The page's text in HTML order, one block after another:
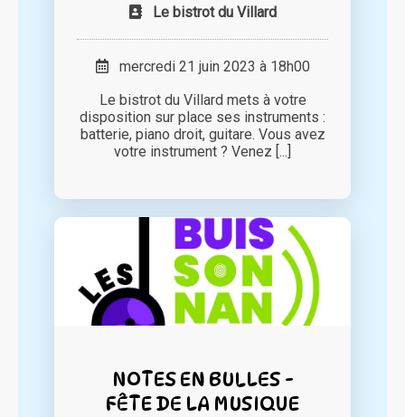
Le bistrot du Villard
mercredi 21 juin 2023 à 18h00
Le bistrot du Villard mets à votre
disposition sur place ses instruments :
batterie, piano droit, guitare. Vous avez
votre instrument ? Venez [...]
NOTES EN BULLES -
FÊTE DE LA MUSIQUE